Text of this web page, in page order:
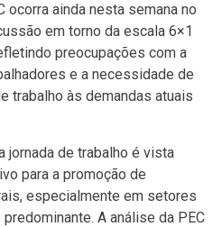
ocorra ainda nesta semana no
em torno da escala 6×1
preocupações com a
e a necessidade de
trabalho às demandas atuais
jornada de trabalho é vista
para a promoção de
especialmente em setores
A análise da PEC